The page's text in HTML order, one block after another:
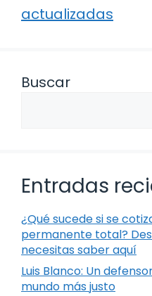
actualizadas
Buscar
Entradas
¿Qué sucede si se
permanente total?
necesitas saber aquí
Luis Blanco: Un
mundo más justo